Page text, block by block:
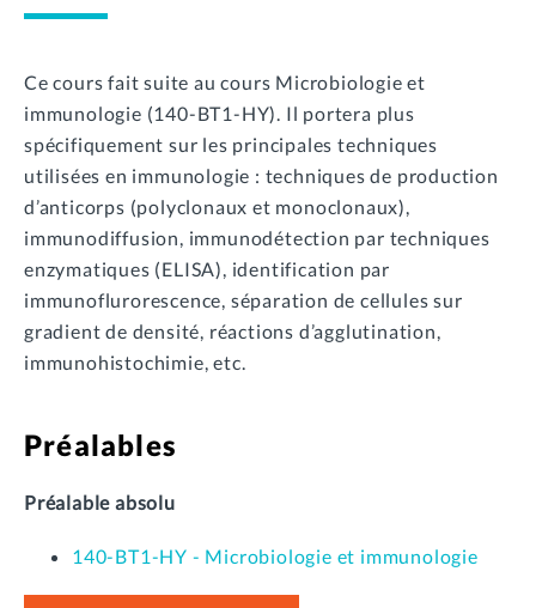
Ce cours fait suite au cours Microbiologie et
immunologie (140-BT1-HY). Il portera plus
spécifiquement sur les principales techniques
utilisées en immunologie : techniques de production
d’anticorps (polyclonaux et monoclonaux),
immunodiffusion, immunodétection par techniques
enzymatiques (ELISA), identification par
immunoflurorescence, séparation de cellules sur
gradient de densité, réactions d’agglutination,
immunohistochimie, etc.
Préalables
Préalable absolu
140-BT1-HY - Microbiologie et immunologie